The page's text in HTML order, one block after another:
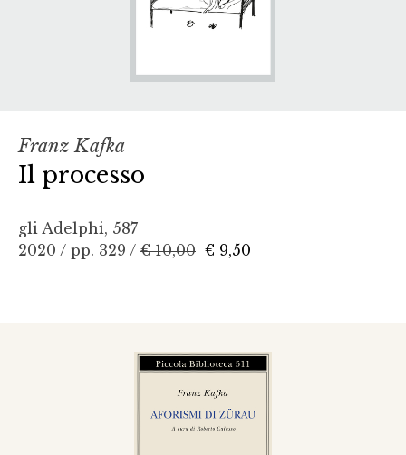
Franz Kafka
Il processo
gli Adelphi, 587
2020 / pp. 329 / € 10,00 € 9,50